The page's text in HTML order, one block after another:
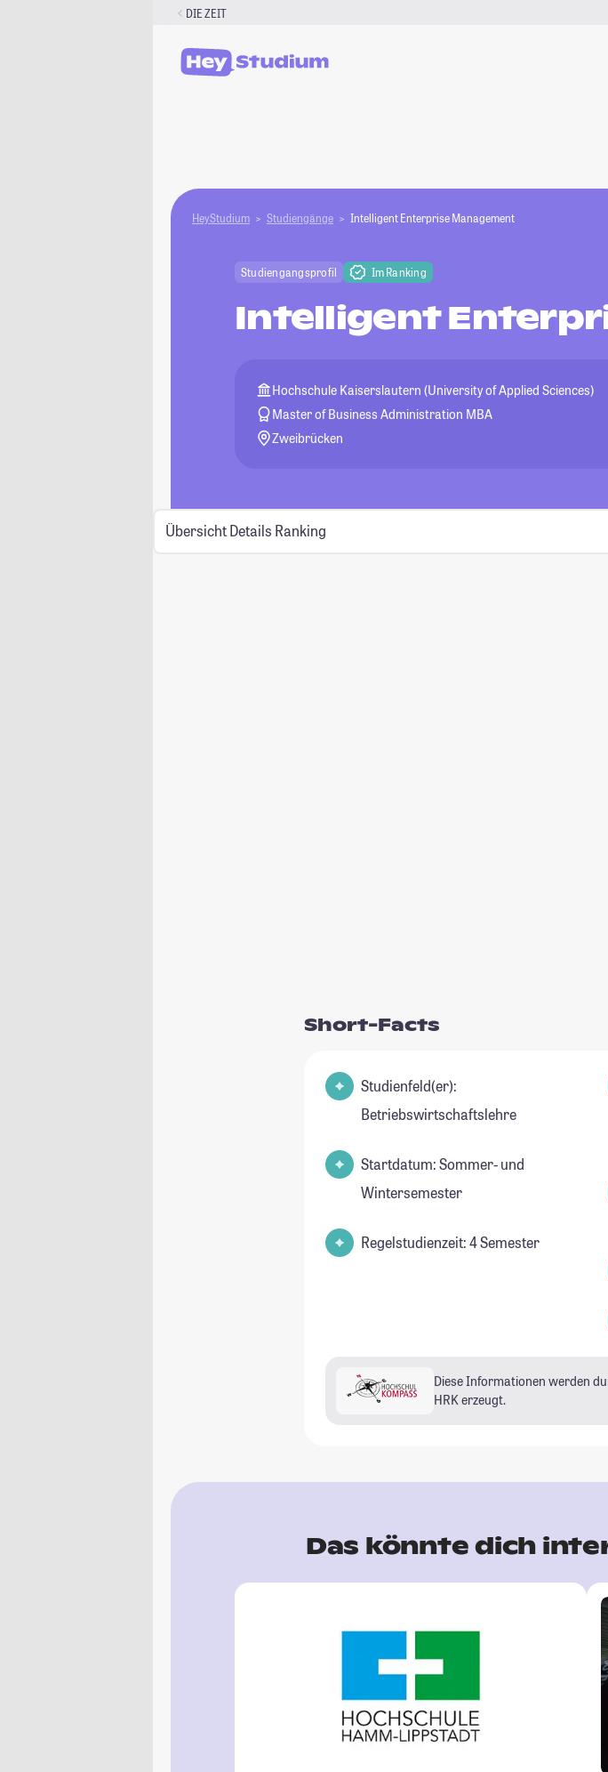
DIE ZEIT
HeyStudium Studiengänge Intelligent Enterprise Management
Studiengangsprofil Im Ranking
Intelligent
Hochschule Kaiserslautern (University of Applied Sciences)
Master of Business Administration MBA
Zweibrücken
Übersicht Details Ranking
Short-Facts
Studienfeld(er):
Betriebswirtschaftslehre
Startdatum: Sommer- und
Wintersemester
Regelstudienzeit: 4 Semester
Diese Informationen werden
HRK erzeugt.
Das könnte dich